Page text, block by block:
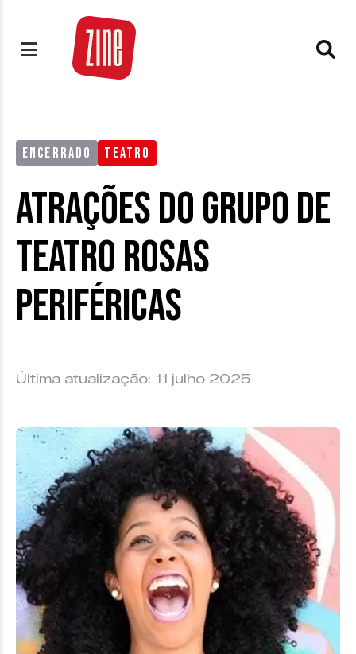
ENCERRADO TEATRO
Atrações do grupo de
teatro Rosas
Periféricas
Última atualização: 11 julho 2025